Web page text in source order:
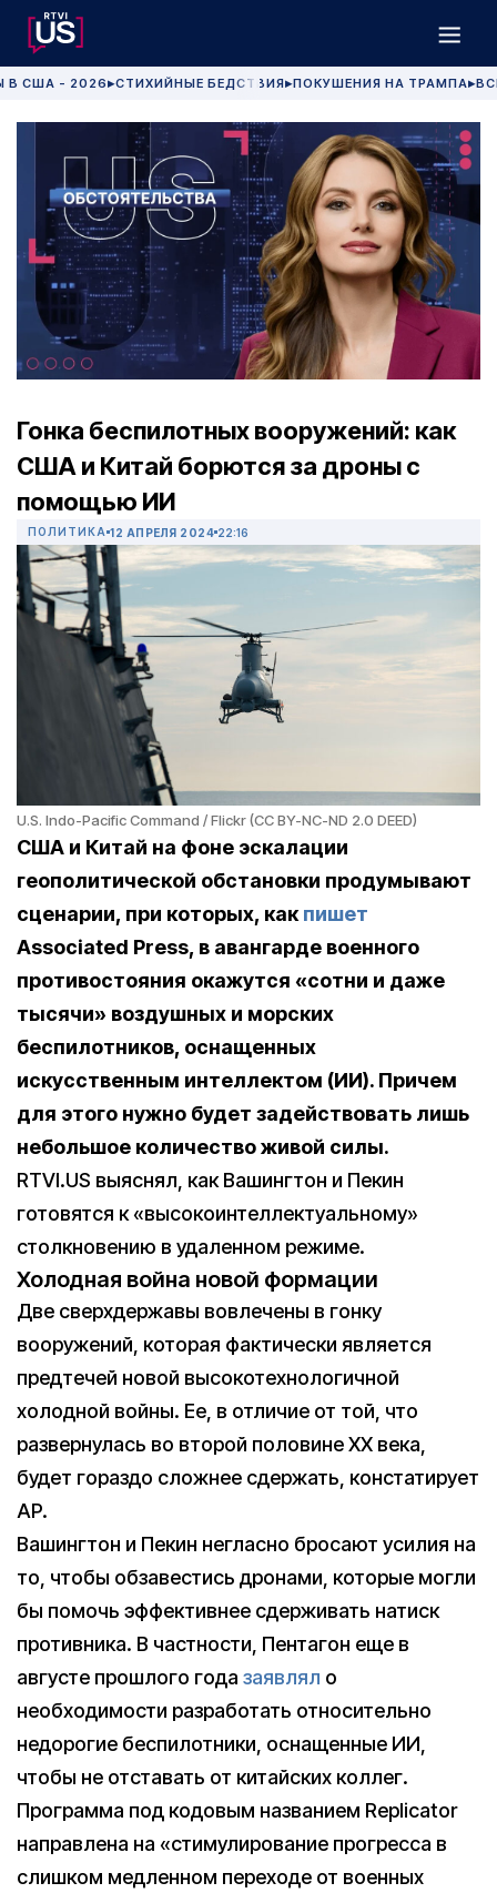
В США - 2026 ▶СТИХИЙНЫЕ БЕДСТВИЯ▶ПОКУШЕНИЯ НА ТРАМПА▶
Гонка беспилотных вооружений: как
США и Китай борются за дроны с
помощью ИИ
ПОЛИТИКА 12 АПРЕЛЯ 2024 22:16
U.S. Indo-Pacific Command / Flickr (CC BY-NC-ND 2.0 DEED)
США и Китай на фоне эскалации
геополитической обстановки продумывают
сценарии, при которых, какпишет
Associated Press, в авангарде военного
противостояния окажутся «сотни и даже
тысячи» воздушных и морских
беспилотников, оснащенных
искусственным интеллектом (ИИ). Причем
для этого нужно будет задействовать лишь
небольшое количество живой силы.
RTVI.US выяснял, как Вашингтон и Пекин
готовятся к «высокоинтеллектуальному»
столкновению в удаленном режиме.
Холодная война новой формации
Две сверхдержавы вовлечены в гонку
вооружений, которая фактически является
предтечей новой высокотехнологичной
холодной войны. Ее, в отличие от той, что
развернулась во второй половине XX века,
будет гораздо сложнее сдержать, констатирует
AP.
Вашингтон и Пекин негласно бросают усилия на
то, чтобы обзавестись дронами, которые могли
бы помочь эффективнее сдерживать натиск
противника. В частности, Пентагон еще в
августе прошлого года заявлял о
необходимости разработать относительно
недорогие беспилотники, оснащенные ИИ,
чтобы не отставать от китайских коллег.
Программа под кодовым названием Replicator
направлена на «стимулирование прогресса в
слишком медленном переходе от военных